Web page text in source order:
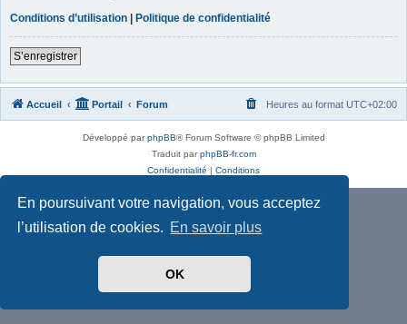
En poursuivant votre navigation, vous acceptez
l’utilisation de cookies. En savoir plus
OK
Conditions d’utilisation | Politique de confidentialité
S’enregistrer
Accueil Portail Forum Heures au format UTC+02:00
Développé parphpBB® Forum Software © phpBB Limited
Traduit parphpBB-fr.com
Confidentialité | Conditions